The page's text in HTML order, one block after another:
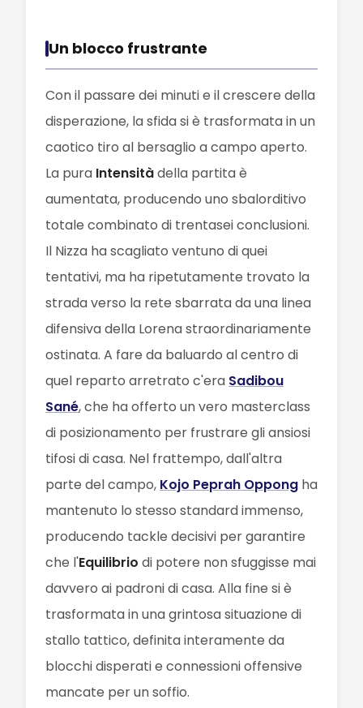
Un blocco frustrante
Con il passare dei minuti e il crescere della
disperazione, la sfida si è trasformata in un
caotico tiro al bersaglio a campo aperto.
La pura Intensitàdella partita è
aumentata, producendo uno sbalorditivo
totale combinato di trentasei conclusioni.
Il Nizza ha scagliato ventuno di quei
tentativi, ma ha ripetutamente trovato la
strada verso la rete sbarrata da una linea
difensiva della Lorena straordinariamente
ostinata. A fare da baluardo al centro di
quel reparto arretrato c'era Sadibou
Sané, che ha offerto un vero masterclass
di posizionamento per frustrare gli ansiosi
tifosi di casa. Nel frattempo, dall'altra
parte del campo, Kojo Peprah Oppong ha
mantenuto lo stesso standard immenso,
producendo tackle decisivi per garantire
che l'Equilibrio di potere non sfuggisse mai
davvero ai padroni di casa. Alla fine si è
trasformata in una grintosa situazione di
stallo tattico, definita interamente da
blocchi disperati e connessioni offensive
mancate per un soffio.